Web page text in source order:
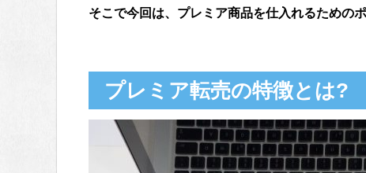
そこで今回は、プレミア商品を仕入れるための
プレミア転売の特徴とは?